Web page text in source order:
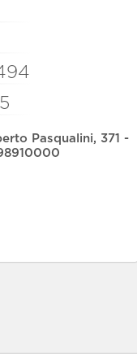
Pasqualini, 371 -